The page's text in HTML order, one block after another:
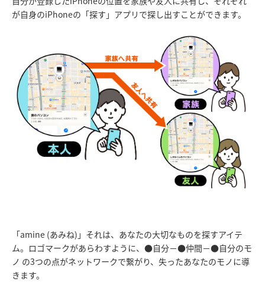
が自身のiPhoneの「探す」アプリで探し出すことができます。
「amine (あみね)」それは、あなたの大切なものを探すアイテ
ム。ロゴマークがあらわすように、●自分－●仲間－●自分のモ
ノ の3つの点がネットワークで繋がり、失ったあなたのモノに導
きます。